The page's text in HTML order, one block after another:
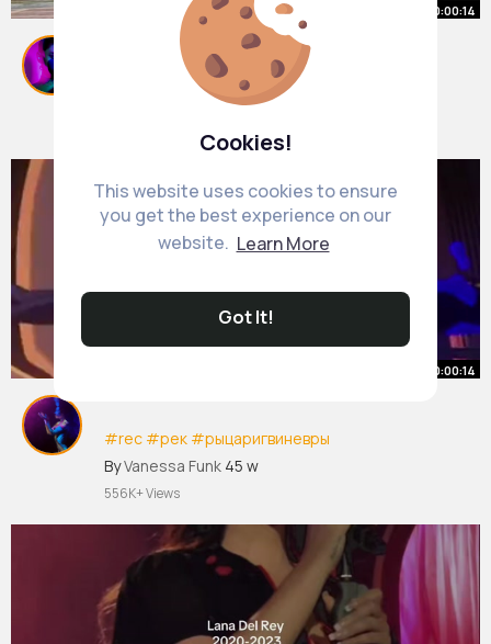
Cookies!
This website uses cookies to ensure
you get the best experience on our
website. Learn More
Got It!
00:00:14
@МЭЙБИ БЭЙБИ @KFC
#танцы#тренд #мэйбибэйби
Sonia Stokes3 w
00:00:14
#rec #рек #рыцаригвиневры
#knightsofguinevere
ByVanessa Funk 45 w
556K+ Views